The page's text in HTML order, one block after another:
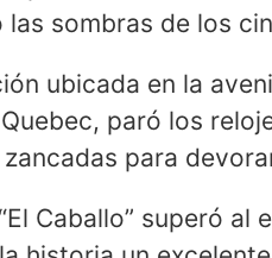
las sombras de los
ubicada en la
paró los
zancadas para
Caballo” superó